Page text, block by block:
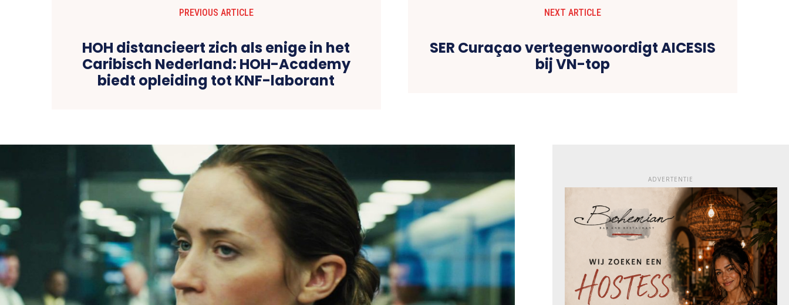
PREVIOUS ARTICLE
HOH distancieert zich als enige in het
Caribisch Nederland: HOH-Academy
biedt opleiding tot KNF-laborant
NEXT ARTICLE
SER Curaçao vertegenwoordigt AICESIS
bij VN-top